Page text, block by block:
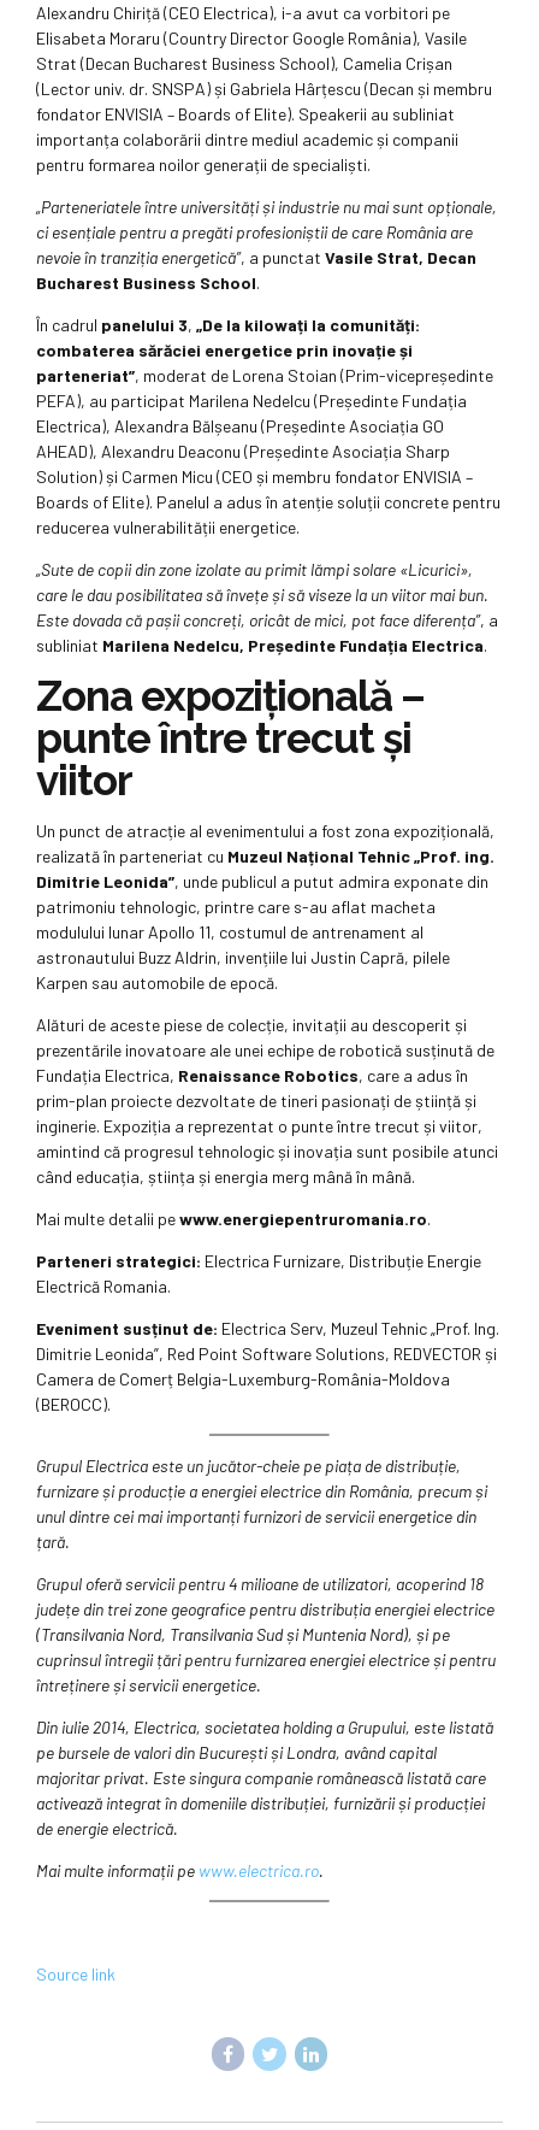
Alexandru Chiriță (CEO Electrica), i-a avut ca vorbitori pe
Elisabeta Moraru (Country Director Google România), Vasile
Strat (Decan Bucharest Business School), Camelia Crișan
(Lector univ. dr. SNSPA) și Gabriela Hârțescu (Decan și membru
fondator ENVISIA – Boards of Elite). Speakerii au subliniat
importanța colaborării dintre mediul academic și companii
pentru formarea noilor generații de specialiști.
„Parteneriatele între universități și industrie nu mai sunt opționale,
ci esențiale pentru a pregăti profesioniștii de care România are
nevoie în tranziția energetică”, a punctat Vasile Strat, Decan
Bucharest Business School.
În cadrul panelului 3, „De la kilowați la comunități:
combaterea sărăciei energetice prin inovație și
parteneriat”, moderat de Lorena Stoian (Prim-vicepreședinte
PEFA), au participat Marilena Nedelcu (Președinte Fundația
Electrica), Alexandra Bălșeanu (Președinte Asociația GO
AHEAD), Alexandru Deaconu (Președinte Asociația Sharp
Solution) și Carmen Micu (CEO și membru fondator ENVISIA –
Boards of Elite). Panelul a adus în atenție soluții concrete pentru
reducerea vulnerabilității energetice.
„Sute de copii din zone izolate au primit lămpi solare «Licurici»,
care le dau posibilitatea să învețe și să viseze la un viitor mai bun.
Este dovada că pașii concreți, oricât de mici, pot face diferența”, a
subliniat Marilena Nedelcu, Președinte Fundația Electrica.
Zona expozițională –
punte între trecut și
viitor
Un punct de atracție al evenimentului a fost zona expozițională,
realizată în parteneriat cu Muzeul Național Tehnic „Prof. ing.
Dimitrie Leonida”, unde publicul a putut admira exponate din
patrimoniu tehnologic, printre care s-au aflat macheta
modulului lunar Apollo 11, costumul de antrenament al
astronautului Buzz Aldrin, invențiile lui Justin Capră, pilele
Karpen sau automobile de epocă.
Alături de aceste piese de colecție, invitații au descoperit și
prezentările inovatoare ale unei echipe de robotică susținută de
Fundația Electrica, Renaissance Robotics, care a adus în
prim-plan proiecte dezvoltate de tineri pasionați de știință și
inginerie. Expoziția a reprezentat o punte între trecut și viitor,
amintind că progresul tehnologic și inovația sunt posibile atunci
când educația, știința și energia merg mână în mână.
Mai multe detalii pewww.energiepentruromania.ro.
Parteneri strategici: Electrica Furnizare, Distribuție Energie
Electrică Romania.
Eveniment susținut de: Electrica Serv, Muzeul Tehnic „Prof. Ing.
Dimitrie Leonida”, Red Point Software Solutions, REDVECTOR și
Camera de Comerț Belgia-Luxemburg-România-Moldova
(BEROCC).
Grupul Electrica este un jucător-cheie pe piața de distribuție,
furnizare și producție a energiei electrice din România, precum și
unul dintre cei mai importanți furnizori de servicii energetice din
țară.
Grupul oferă servicii pentru 4 milioane de utilizatori, acoperind 18
județe din trei zone geografice pentru distribuția energiei electrice
(Transilvania Nord, Transilvania Sud și Muntenia Nord), și pe
cuprinsul întregii țări pentru furnizarea energiei electrice și pentru
întreținere și servicii energetice.
Din iulie 2014, Electrica, societatea holding a Grupului, este listată
pe bursele de valori din București și Londra, având capital
majoritar privat. Este singura companie românească listată care
activează integrat în domeniile distribuției, furnizării și producției
de energie electrică.
Mai multe informații pe www.electrica.ro.
Source link